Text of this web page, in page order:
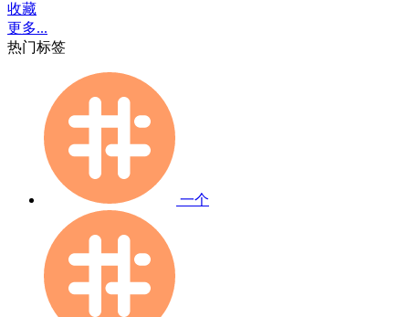
收藏
更多...
热门标签
一个